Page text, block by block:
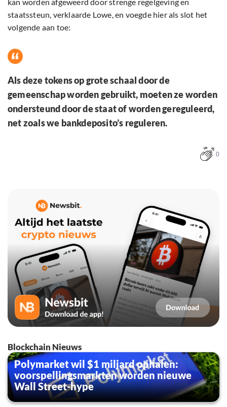
staatssteun, verklaarde Lowe, en voegde hier als slot het
volgende aan toe:
Als deze tokens op grote schaal door de
gemeenschap worden gebruikt, moeten ze worden
ondersteund door de staat of worden gereguleerd,
net zoals we bankdeposito’s reguleren.
0
Blockchain Nieuws
Polymarket wil $1 miljard ophalen:
voorspellingsmarkten worden nieuwe
Wall Street-hype